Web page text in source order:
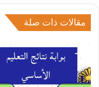
مقالات ذات صلة